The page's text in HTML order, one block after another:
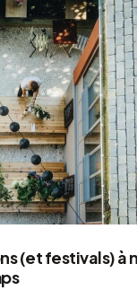
(et festivals) à